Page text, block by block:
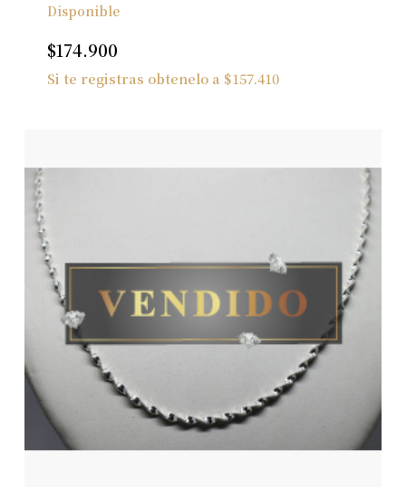
Disponible
$174.900
Si te registras obtenelo a $157.410